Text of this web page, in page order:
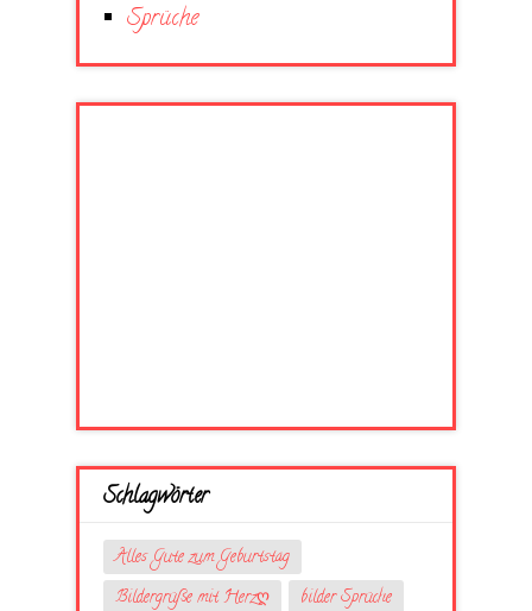
Sprüche
Schlagwörter
Alles Gute zum Geburtstag
Bildergrüße mit Herzღ
bilder Sprüche